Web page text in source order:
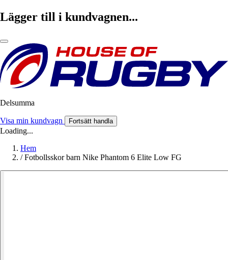
Lägger till i kundvagnen...
Delsumma
Visa min kundvagn Fortsätt handla
Loading...
Hem
/ Fotbollsskor barn Nike Phantom 6 Elite Low FG